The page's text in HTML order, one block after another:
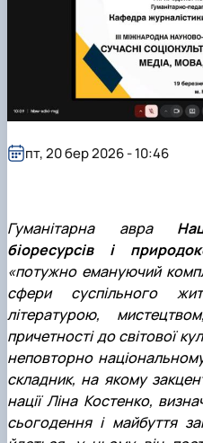
Гуманітарна авра
біоресурсів і
«потужно емануючий
сфери суспільного
літературою,
причетності до світової
неповторно
складник, на якому
нації Ліна Костенко,
сьогодення і майбуття
пт, 20 бер 2026 - 10:46